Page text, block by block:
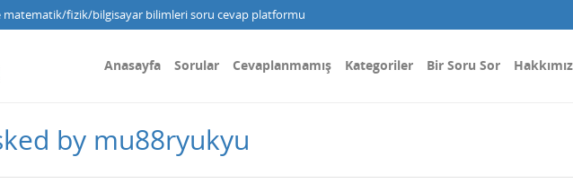
fizik/bilgisayar bilimleri soru cevap platformu
Anasayfa Sorular Cevaplanmamış Kategoriler Bir Soru Sor
by mu88ryukyu